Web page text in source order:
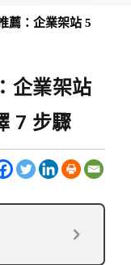
薦：企業架站 5
企業架站
7 步驟